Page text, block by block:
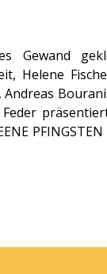
Gewand
Helene
Bourani
PFINGSTEN